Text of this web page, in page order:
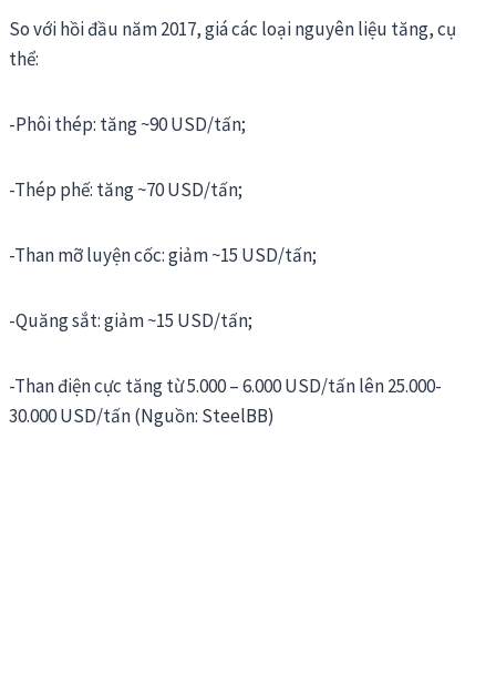
So với hồi đầu năm 2017, giá các loại nguyên liệu tăng, cụ
thể:
-Phôi thép: tăng ~90 USD/tấn;
-Thép phế: tăng ~70 USD/tấn;
-Than mỡ luyện cốc: giảm ~15 USD/tấn;
-Quăng sắt: giảm ~15 USD/tấn;
-Than điện cực tăng từ 5.000 – 6.000 USD/tấn lên 25.000-
30.000 USD/tấn (Nguồn: SteelBB)